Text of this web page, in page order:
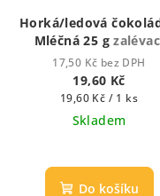
Horká/ledová
Mléčná 25 g
vodou či mlékem
17,50 Kč bez DPH
19,60 Kč
Měrná
cena:
19,60 Kč / 1 ks
Skladem
Do košíku